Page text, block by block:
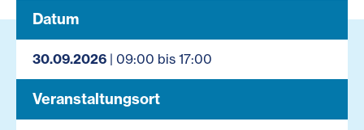
Datum
30.09.2026 | 09:00 bis 17:00
Veranstaltungsort